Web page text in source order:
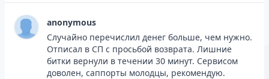
anonymous
Случайно перечислил денег больше, чем нужно.
Отписал в СП с просьбой возврата. Лишние
битки вернули в течении 30 минут. Сервисом
доволен, саппорты молодцы, рекомендую.